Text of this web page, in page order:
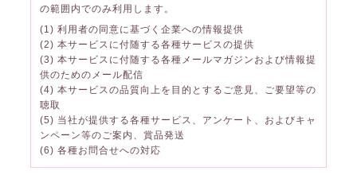
の範囲内でのみ利用します。
(1) 利用者の同意に基づく企業への情報提供
(2) 本サービスに付随する各種サービスの提供
(3) 本サービスに付随する各種メールマガジンおよび情報提
供のためのメール配信
(4) 本サービスの品質向上を目的とするご意見、ご要望等の
聴取
(5) 当社が提供する各種サービス、アンケート、およびキャ
ンペーン等のご案内、賞品発送
(6) 各種お問合せへの対応